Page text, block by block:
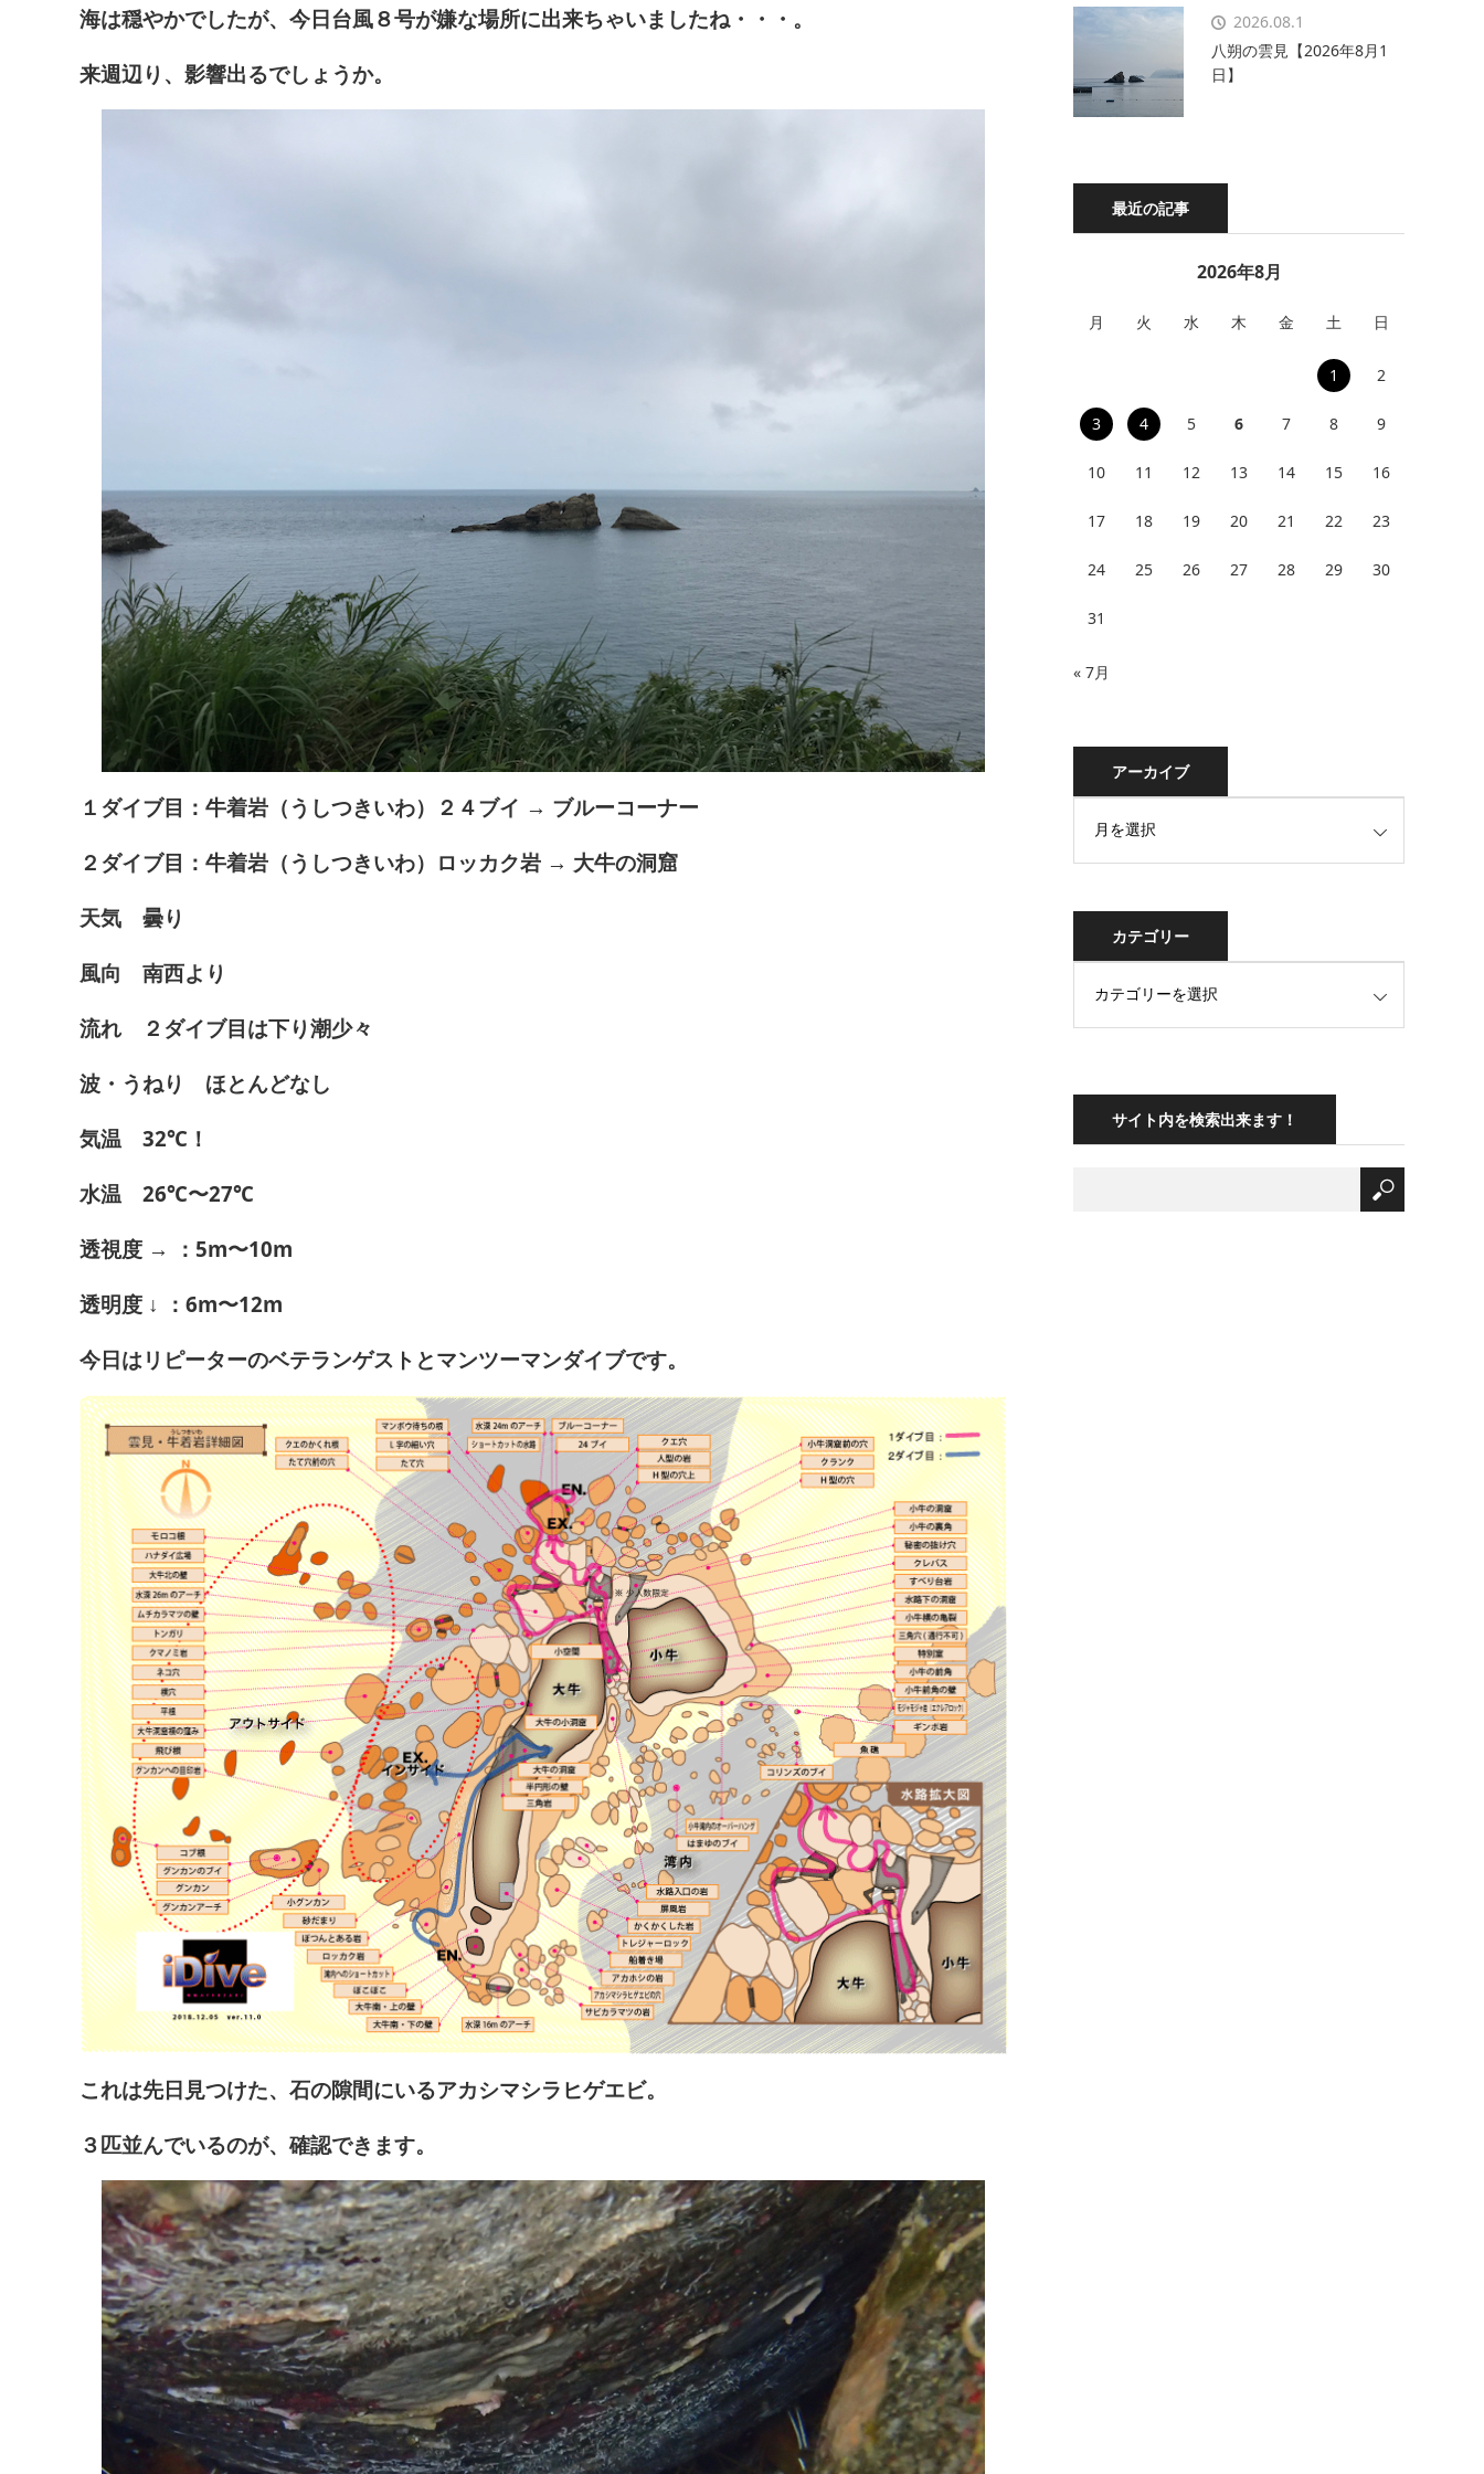
海は穏やかでしたが、今日台風８号が嫌な場所に出来ちゃいましたね・・・。
来週辺り、影響出るでしょうか。
１ダイブ目：牛着岩（うしつきいわ）２４ブイ → ブルーコーナー
２ダイブ目：牛着岩（うしつきいわ）ロッカク岩 → 大牛の洞窟
天気 曇り
風向 南西より
流れ ２ダイブ目は下り潮少々
波・うねり ほとんどなし
気温 32℃！
水温 26℃〜27℃
透視度 → ：5m〜10m
透明度 ↓ ：6m〜12m
今日はリピーターのベテランゲストとマンツーマンダイブです。
これは先日見つけた、石の隙間にいるアカシマシラヒゲエビ。
３匹並んでいるのが、確認できます。
2026.08.1
八朔の雲見【2026年8月1
日】
最近の記事
2026年8月
月 火 水 木 金 土 日
1 2
3 4 5 6 7 8 9
10 11 12 13 14 15 16
17 18 19 20 21 22 23
24 25 26 27 28 29 30
31
« 7月
アーカイブ
カテゴリー
サイト内を検索出来ます！